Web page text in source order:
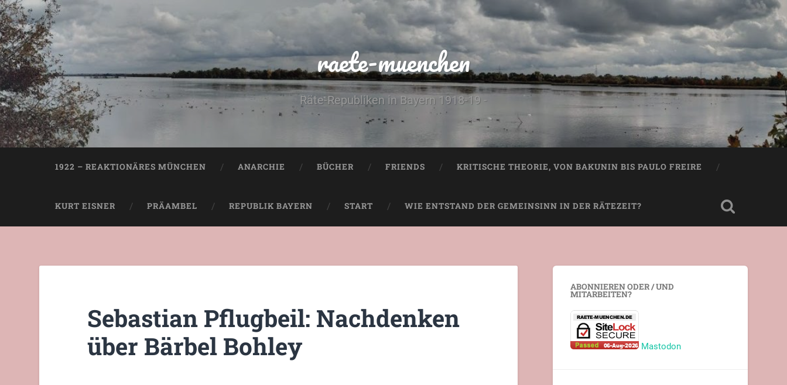
raete-muenchen
Räte-Republiken in Bayern 1918-19 -
1922 – REAKTIONÄRES MÜNCHEN ANARCHIE BÜCHER FRIENDS KRITISCHE THEORIE, VON BAKUNIN BIS PAULO FREIRE
KURT EISNER PRÄAMBEL REPUBLIK BAYERN START WIE ENTSTAND DER GEMEINSINN IN DER RÄTEZEIT?
Sebastian Pflugbeil: Nachdenken
über Bärbel Bohley
ABONNIEREN ODER / UND
MITARBEITEN?
Mastodon